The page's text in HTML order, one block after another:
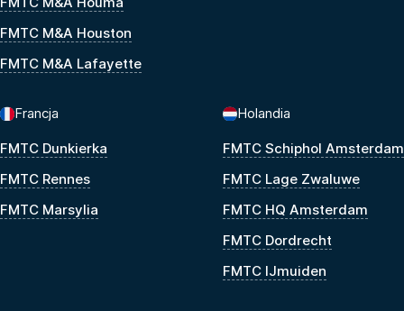
FMTC M&A Houston
FMTC M&A Lafayette
Francja
FMTC Dunkierka
FMTC Rennes
FMTC Marsylia
Holandia
FMTC Schiphol Amsterdam
FMTC Lage Zwaluwe
FMTC HQ Amsterdam
FMTC Dordrecht
FMTC IJmuiden